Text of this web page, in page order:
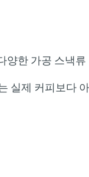
양한 가공 스낵류
실제 커피보다